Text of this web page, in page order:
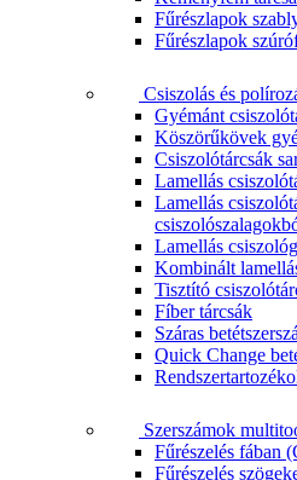
Fűrészlapok
Fűrészlapok
Csiszolás és
Gyémánt
Köszörűkövek
Csiszolótárcsák
Lamellás
Lamellás
Lamellás
Kombinált
Tisztító
Fíber tárcsák
Száras
Quick Change
Szerszámok
Fűrészelés fában
Fűrészelés